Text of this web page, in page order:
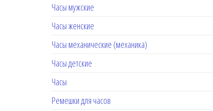
Часы мужские
Часы женские
Часы механические (механика)
Часы детские
Часы
Ремешки для часов